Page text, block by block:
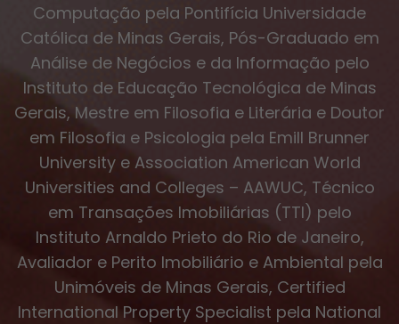
Computação pela Pontifícia Universidade
Católica de Minas Gerais, Pós-Graduado em
Análise de Negócios e da Informação pelo
Instituto de Educação Tecnológica de Minas
Gerais, Mestre em Filosofia e Literária e Doutor
em Filosofia e Psicologia pela Emill Brunner
University e Association American World
Universities and Colleges – AAWUC, Técnico
em Transações Imobiliárias (TTI) pelo
Instituto Arnaldo Prieto do Rio de Janeiro,
Avaliador e Perito Imobiliário e Ambiental pela
Unimóveis de Minas Gerais, Certified
International Property Specialist pela National